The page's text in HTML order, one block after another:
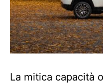
La mitica capacità